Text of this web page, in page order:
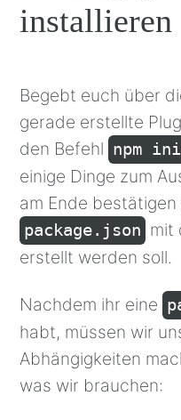
installieren
Begebt euch über
gerade erstellte
den Befehl npm
einige Dinge zum
am Ende
package.json mit
erstellt werden soll.
Nachdem ihr eine
habt, müssen wir
Abhängigkeiten
was wir brauchen: